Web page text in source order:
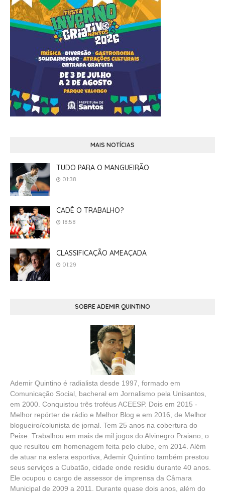
MAIS NOTÍCIAS
TUDO PARA O MANGUEIRÃO
01:38
CADÊ O TRABALHO?
18:58
CLASSIFICAÇÃO AMEAÇADA
01:29
SOBRE ADEMIR QUINTINO
Ademir Quintino é radialista desde 1997, formado em
Comunicação Social, bacheral em Jornalismo pela Unisantos,
em 2000. Conquistou três troféus ACEESP. Dois em 2015 -
Melhor repórter de rádio e Melhor Blog e em 2016, de Melhor
blogueiro/colunista de jornal. Tem 25 anos na cobertura do
Peixe. Trabalhou em mais de mil jogos do Alvinegro Praiano, o
que resultou em homenagem feita pelo clube, em 2014. Além
de atuar na esfera esportiva, Ademir Quintino também prestou
seus serviços a Cubatão, cidade onde residiu durante 40 anos.
Ele ocupou o cargo de assessor de imprensa da Câmara
Municipal de 2009 a 2011. Durante quase dois anos, além do